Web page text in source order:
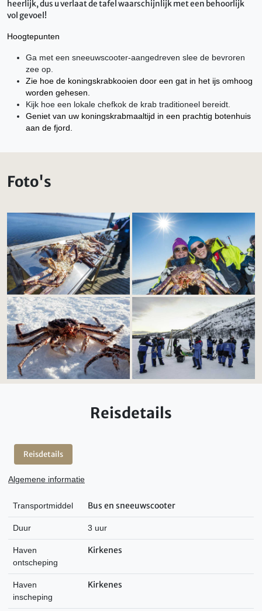
heerlijk, dus u verlaat de tafel waarschijnlijk met een behoorlijk
vol gevoel!
Hoogtepunten
Ga met een sneeuwscooter-aangedreven slee de bevroren
zee op.
Zie hoe de koningskrabkooien door een gat in het ijs omhoog
worden gehesen.
Kijk hoe een lokale chefkok de krab traditioneel bereidt.
Geniet van uw koningskrabmaaltijd in een prachtig botenhuis
aan de fjord.
Foto's
Reisdetails
Reisdetails
Algemene informatie
Transportmiddel Bus en sneeuwscooter
Duur 3 uur
Haven
ontscheping
Kirkenes
Haven
inscheping
Kirkenes